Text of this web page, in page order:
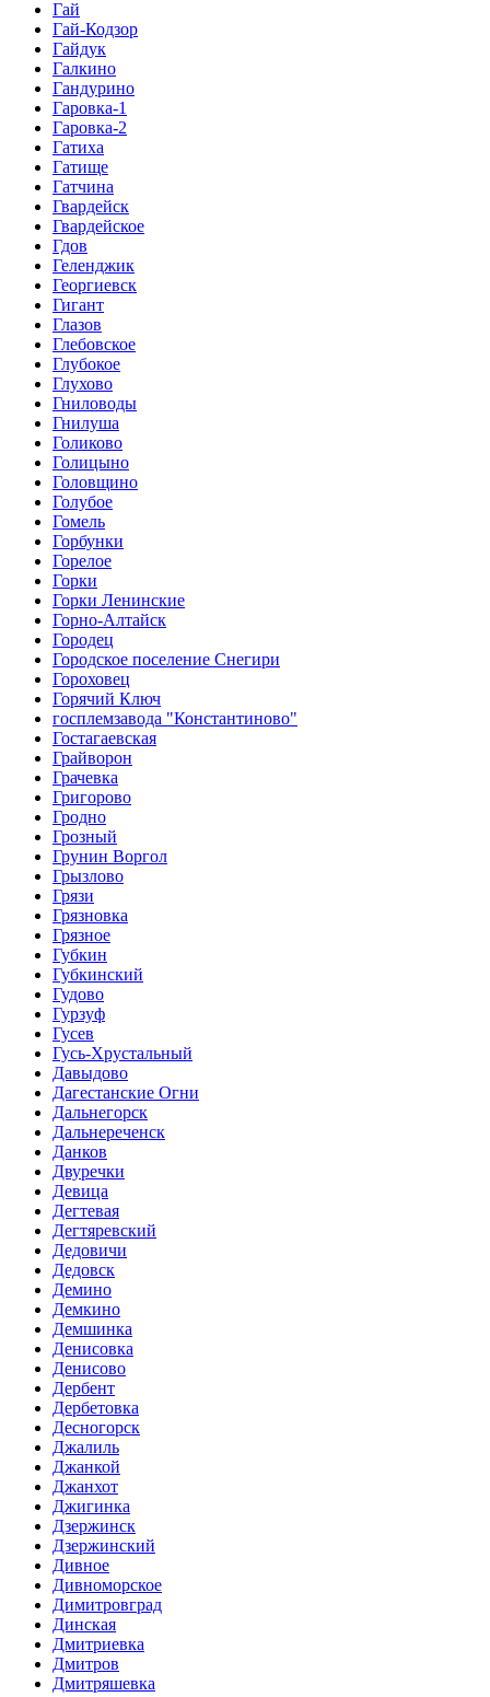
Гай
Гай-Кодзор
Гайдук
Галкино
Гандурино
Гаровка-1
Гаровка-2
Гатиха
Гатище
Гатчина
Гвардейск
Гвардейское
Гдов
Геленджик
Георгиевск
Гигант
Глазов
Глебовское
Глубокое
Глухово
Гниловоды
Гнилуша
Голиково
Голицыно
Головщино
Голубое
Гомель
Горбунки
Горелое
Горки
Горки Ленинские
Горно-Алтайск
Городец
Городское поселение Снегири
Гороховец
Горячий Ключ
госплемзавода "Константиново"
Гостагаевская
Грайворон
Грачевка
Григорово
Гродно
Грозный
Грунин Воргол
Грызлово
Грязи
Грязновка
Грязное
Губкин
Губкинский
Гудово
Гурзуф
Гусев
Гусь-Хрустальный
Давыдово
Дагестанские Огни
Дальнегорск
Дальнереченск
Данков
Двуречки
Девица
Дегтевая
Дегтяревский
Дедовичи
Дедовск
Демино
Демкино
Демшинка
Денисовка
Денисово
Дербент
Дербетовка
Десногорск
Джалиль
Джанкой
Джанхот
Джигинка
Дзержинск
Дзержинский
Дивное
Дивноморское
Димитровград
Динская
Дмитриевка
Дмитров
Дмитряшевка